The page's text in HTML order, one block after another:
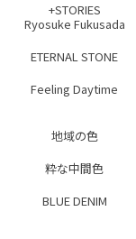
+STORIES
Ryosuke Fukusada
ETERNAL STONE
Feeling Daytime
地域の色
粋な中間色
BLUE DENIM